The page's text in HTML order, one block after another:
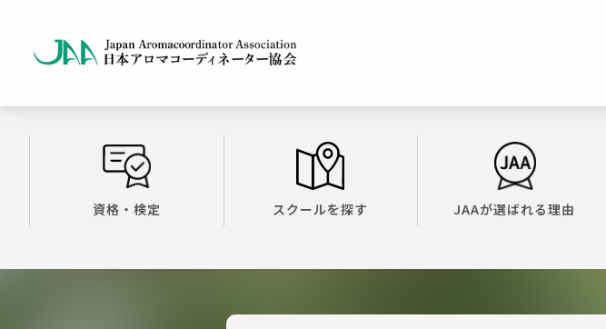
資格・検定 スクールを探す JAAが選ばれる理由